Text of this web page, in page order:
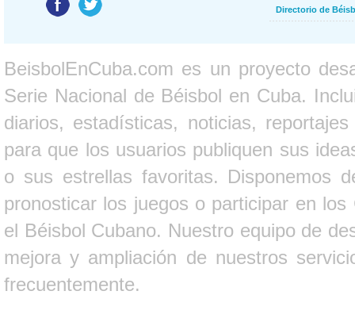
Directorio de
BeisbolEnCuba.com es un proyecto
Serie Nacional de Béisbol en Cuba.
diarios, estadísticas, noticias,
para que los usuarios publiquen sus
o sus estrellas favoritas. Disponemos
pronosticar los juegos o participar en
el Béisbol Cubano. Nuestro equipo de
mejora y ampliación de nuestros
frecuentemente.